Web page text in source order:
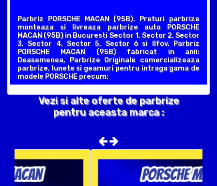
Parbriz PORSCHE MACAN (95B). Preturi parbrize
monteaza si livreaza parbrize auto PORSCHE
MACAN (95B) in Bucuresti Sector 1, Sector 2, Sector
3, Sector 4, Sector 5, Sector 6 si Ilfov. Parbriz
PORSCHE MACAN (95B) fabricat in anii:
Deasemenea, Parbrize Originale comercializeaza
parbrize, lunete si geamuri pentru intraga gama de
modele PORSCHE precum:
Vezi si alte oferte de parbrize
pentru aceasta marca :